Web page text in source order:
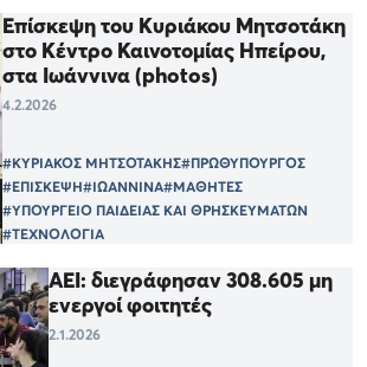
Επίσκεψη του Κυριάκου Μητσοτάκη
στο Κέντρο Καινοτομίας Ηπείρου,
στα Ιωάννινα (photos)
4.2.2026
#ΚΥΡΙΑΚΟΣ ΜΗΤΣΟΤΑΚΗΣ#ΠΡΩΘΥΠΟΥΡΓΟΣ
#ΕΠΙΣΚΕΨΗ#ΙΩΑΝΝΙΝΑ#ΜΑΘΗΤΕΣ
#ΥΠΟΥΡΓΕΙΟ ΠΑΙΔΕΙΑΣ ΚΑΙ ΘΡΗΣΚΕΥΜΑΤΩΝ
#ΤΕΧΝΟΛΟΓΙΑ
ΑΕΙ: διεγράφησαν 308.605 μη
ενεργοί φοιτητές
2.1.2026